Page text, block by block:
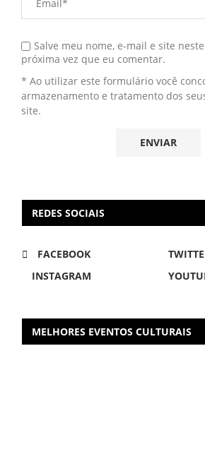
Salve meu nome, e-mail e site
próxima vez que eu comentar.
* Ao utilizar este formulário você
armazenamento e tratamento dos
site.
REDES SOCIAIS
FACEBOOK
INSTAGRAM
MELHORES EVENTOS CULTURAIS